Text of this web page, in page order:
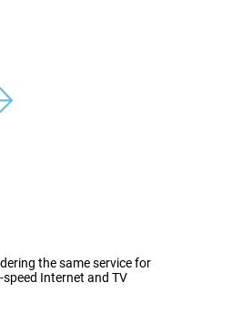
the same service for
Internet and TV